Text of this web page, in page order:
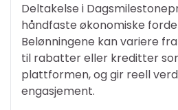
Deltakelse i
håndfaste økonomiske
Belønningene kan variere
til rabatter eller kreditter
plattformen, og gir reell
engasjement.